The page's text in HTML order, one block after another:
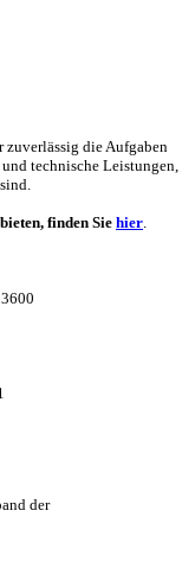
zuverlässig die Aufgaben
technische Leistungen,
finden Sie hier.
der
e.V.